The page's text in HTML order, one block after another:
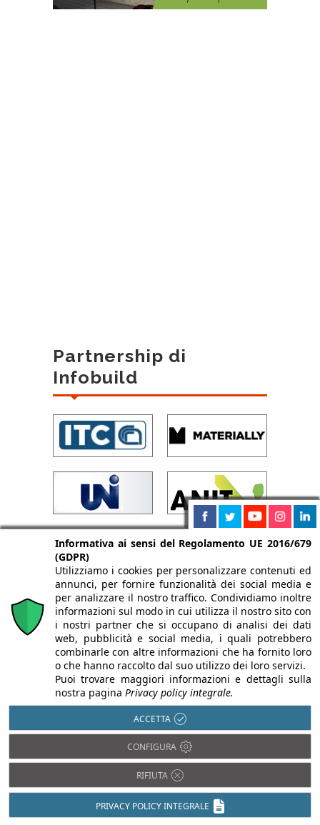
Partnership di
Infobuild
Informativa ai sensi del Regolamento UE 2016/679
(GDPR)
Utilizziamo i cookies per personalizzare contenuti ed
annunci, per fornire funzionalità dei social media e
per analizzare il nostro traffico. Condividiamo inoltre
informazioni sul modo in cui utilizza il nostro sito con
i nostri partner che si occupano di analisi dei dati
web, pubblicità e social media, i quali potrebbero
combinarle con altre informazioni che ha fornito loro
o che hanno raccolto dal suo utilizzo dei loro servizi.
Puoi trovare maggiori informazioni e dettagli sulla
nostra pagina Privacy policy integrale.
ACCETTA
CONFIGURA
RIFIUTA
PRIVACY POLICY INTEGRALE